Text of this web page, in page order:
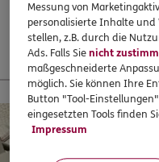
Neue Straße 1,
(45.8 km)
Homepage
Sandra
Lange Str. 68,
Homepage
13 %
Messung von
personalisierte Inhalte und
stellen, z.B. durch die
Ads. Falls Sienicht
maßgeschneiderte
möglich. Sie können Ihre
Button "Tool-
eingesetzten Tools finden
Impressum